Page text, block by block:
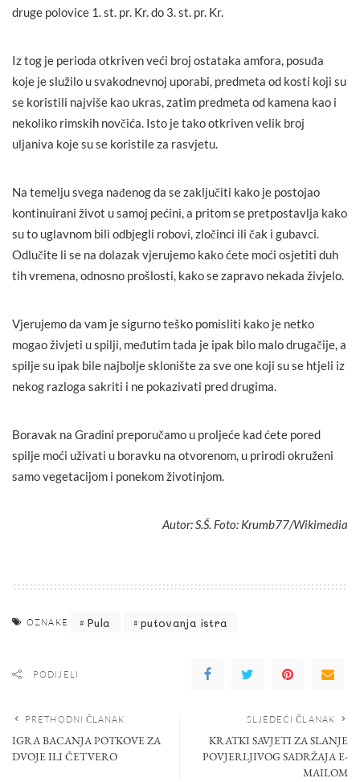
druge polovice 1. st. pr. Kr. do 3. st. pr. Kr.
Iz tog je perioda otkriven veći broj ostataka amfora, posuđa
koje je služilo u svakodnevnoj uporabi, predmeta od kosti koji su
se koristili najviše kao ukras, zatim predmeta od kamena kao i
nekoliko rimskih novčića. Isto je tako otkriven velik broj
uljaniva koje su se koristile za rasvjetu.
Na temelju svega nađenog da se zaključiti kako je postojao
kontinuirani život u samoj pećini, a pritom se pretpostavlja kako
su to uglavnom bili odbjegli robovi, zločinci ili čak i gubavci.
Odlučite li se na dolazak vjerujemo kako ćete moći osjetiti duh
tih vremena, odnosno prošlosti, kako se zapravo nekada živjelo.
Vjerujemo da vam je sigurno teško pomisliti kako je netko
mogao živjeti u spilji, međutim tada je ipak bilo malo drugačije, a
spilje su ipak bile najbolje sklonište za sve one koji su se htjeli iz
nekog razloga sakriti i ne pokazivati pred drugima.
Boravak na Gradini preporučamo u proljeće kad ćete pored
spilje moći uživati u boravku na otvorenom, u prirodi okruženi
samo vegetacijom i ponekom životinjom.
Autor: S.Š. Foto: Krumb77/Wikimedia
OZNAKE Pula putovanja istra
PODIJELI
PRETHODNI ČLANAK
IGRA BACANJA POTKOVE ZA
DVOJE ILI ČETVERO
SLJEDEĆI ČLANAK
KRATKI SAVJETI ZA SLANJE
POVJERLJIVOG SADRŽAJA E-
MAILOM